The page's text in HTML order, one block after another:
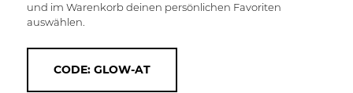
und im Warenkorb deinen persönlichen Favoriten
auswählen.
CODE: GLOW-AT